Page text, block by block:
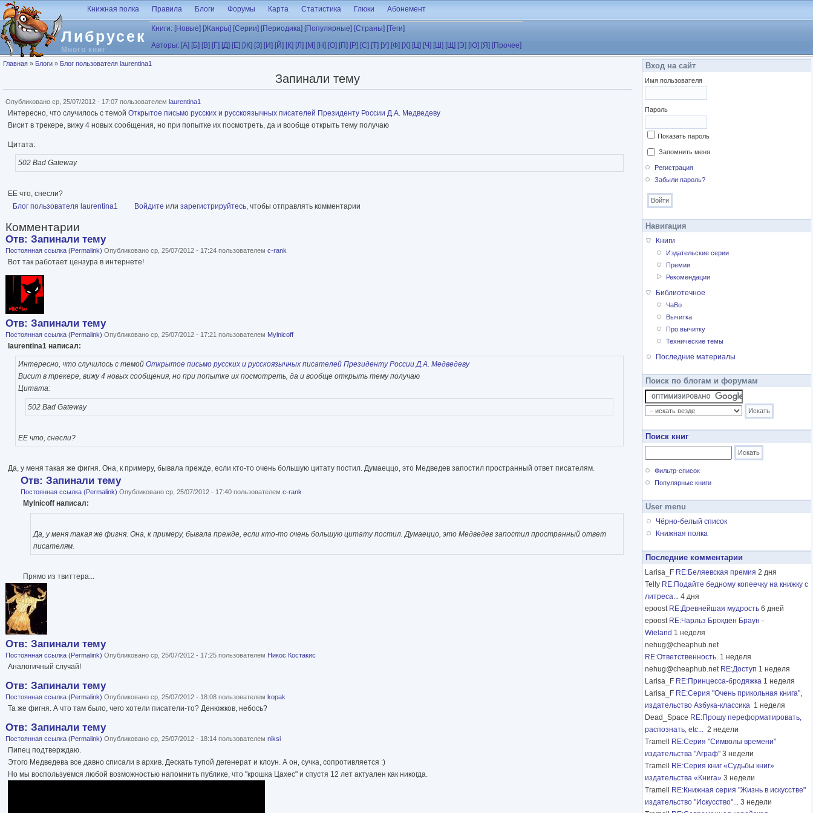
Перейти к основному содержанию
Либрусек
Много книг
Книжная полка Правила Блоги Форумы Карта Статистика Глюки Абонемент
Книги: [Новые] [Жанры] [Серии] [Периодика] [Популярные] [Страны] [Теги]
Авторы: [А] [Б] [В] [Г] [Д] [Е] [Ж] [З] [И] [Й] [К] [Л] [М] [Н] [О] [П] [Р] [С] [Т] [У] [Ф] [Х] [Ц] [Ч] [Ш] [Щ] [Э] [Ю] [Я] [Прочее]
Вы здесь
Главная » Блоги » Блог пользователя laurentina1
Запинали тему
Опубликовано ср, 25/07/2012 - 17:07 пользователем laurentina1
Интересно, что случилось с темой Открытое письмо русских и русскоязычных писателей Президенту России Д.А. Медведеву
Висит в трекере, вижу 4 новых сообщения, но при попытке их посмотреть, да и вообще открыть тему получаю
Цитата:
502 Bad Gateway
ЕЕ что, снесли?
Блог пользователя laurentina1
Войдите или зарегистрируйтесь, чтобы отправлять комментарии
Комментарии
Отв: Запинали тему
Постоянная ссылка (Permalink) Опубликовано ср, 25/07/2012 - 17:24 пользователем c-rank
Вот так работает цензура в интернете!
Отв: Запинали тему
Постоянная ссылка (Permalink) Опубликовано ср, 25/07/2012 - 17:21 пользователем Mylnicoff
laurentina1 написал:
Интересно, что случилось с темой Открытое письмо русских и русскоязычных писателей Президенту России Д.А. Медведеву
Висит в трекере, вижу 4 новых сообщения, но при попытке их посмотреть, да и вообще открыть тему получаю
Цитата:
502 Bad Gateway
ЕЕ что, снесли?
Да, у меня такая же фигня. Она, к примеру, бывала прежде, если кто-то очень большую цитату постил. Думаеццо, это Медведев запостил пространный ответ писателям.
Отв: Запинали тему
Постоянная ссылка (Permalink) Опубликовано ср, 25/07/2012 - 17:40 пользователем c-rank
Mylnicoff написал:
Да, у меня такая же фигня. Она, к примеру, бывала прежде, если кто-то очень большую цитату постил. Думаеццо, это Медведев запостил пространный ответ
писателям.
Прямо из твиттера...
Отв: Запинали тему
Постоянная ссылка (Permalink) Опубликовано ср, 25/07/2012 - 17:25 пользователем Никос Костакис
Аналогичный случай!
Отв: Запинали тему
Постоянная ссылка (Permalink) Опубликовано ср, 25/07/2012 - 18:08 пользователем kopak
Та же фигня. А что там было, чего хотели писатели-то? Денюжков, небось?
Отв: Запинали тему
Постоянная ссылка (Permalink) Опубликовано ср, 25/07/2012 - 18:14 пользователем niksi
Пипец подтверждаю.
Этого Медведева все давно списали в архив. Дескать тупой дегенерат и клоун. А он, сучка, сопротивляется :)
Но мы воспользуемся любой возможностью напомнить публике, что "крошка Цахес" и спустя 12 лет актуален как никогда.
Вход на сайт
Имя пользователя
Пароль
Показать пароль
Запомнить меня
Регистрация
Забыли пароль?
Навигация
Книги
Издательские серии
Премии
Рекомендации
Библиотечное
ЧаВо
Вычитка
Про вычитку
Технические темы
Последние материалы
Поиск по блогам и форумам
Поиск книг
Фильтр-список
Популярные книги
User menu
Чёрно-белый список
Книжная полка
Последние комментарии
Larisa_F RE:Беляевская премия 2 дня
Telly RE:Подайте бедному копеечку на книжку с
литреса... 4 дня
epoost RE:Древнейшая мудрость 6 дней
epoost RE:Чарльз Брокден Браун -
Wieland 1 неделя
nehug@cheaphub.net
RE:Ответственность. 1 неделя
nehug@cheaphub.net RE:Доступ 1 неделя
Larisa_F RE:Принцесса-бродяжка 1 неделя
Larisa_F RE:Серия "Очень прикольная книга",
издательство Азбука-классика 1 неделя
Dead_Space RE:Прошу переформатировать,
распознать, etc... 2 недели
Tramell
RE:Серия "Символы времени"
издательства "Аграф" 3 недели
Tramell
RE:Серия книг «Судьбы книг»
издательства «Книга» 3 недели
Tramell
RE:Книжная серия "Жизнь в искусстве"
издательство "Искусство"... 3 недели